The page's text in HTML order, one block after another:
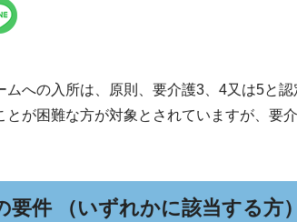
への入所は、原則、要介護3、4又は5と
とが困難な方が対象とされていますが、要
要件 （いずれかに該当する方）